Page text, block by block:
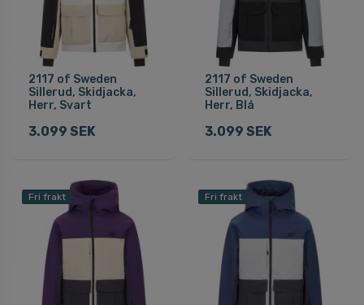
2117 of Sweden
Sillerud, Skidjacka,
Herr, Svart
3.099 SEK
2117 of Sweden
Sillerud, Skidjacka,
Herr, Blå
3.099 SEK
Fri frakt Fri frakt